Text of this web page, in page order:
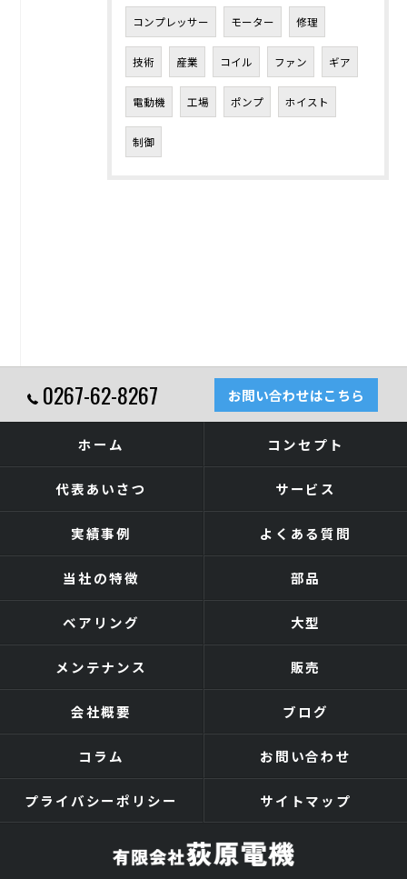
コンプレッサー モーター 修理
技術 産業 コイル ファン ギア
電動機 工場 ポンプ ホイスト
制御
0267-62-8267 お問い合わせはこちら
ホーム コンセプト
代表あいさつ サービス
実績事例 よくある質問
当社の特徴 部品
ベアリング 大型
メンテナンス 販売
会社概要 ブログ
コラム お問い合わせ
プライバシーポリシー サイトマップ